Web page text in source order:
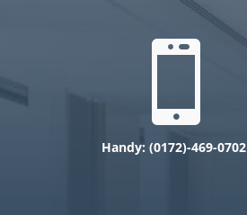

Handy: (0172)-469-0702